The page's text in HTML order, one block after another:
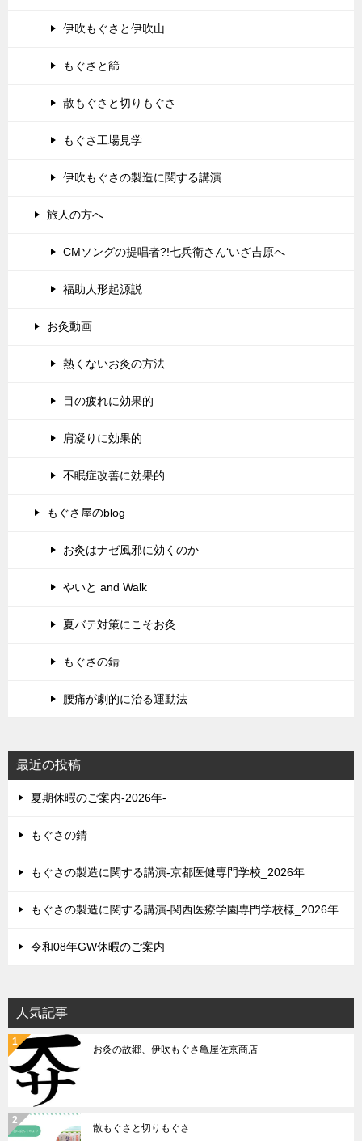
伊吹もぐさと伊吹山
もぐさと篩
散もぐさと切りもぐさ
もぐさ工場見学
伊吹もぐさの製造に関する講演
旅人の方へ
CMソングの提唱者?!七兵衛さん‘いざ吉原へ
福助人形起源説
お灸動画
熱くないお灸の方法
目の疲れに効果的
肩凝りに効果的
不眠症改善に効果的
もぐさ屋のblog
お灸はナゼ風邪に効くのか
やいと and Walk
夏バテ対策にこそお灸
もぐさの錆
腰痛が劇的に治る運動法
最近の投稿
夏期休暇のご案内-2026年-
もぐさの錆
もぐさの製造に関する講演-京都医健専門学校_2026年
もぐさの製造に関する講演-関西医療学園専門学校様_2026年
令和08年GW休暇のご案内
人気記事
お灸の故郷、伊吹もぐさ亀屋佐京商店
散もぐさと切りもぐさ